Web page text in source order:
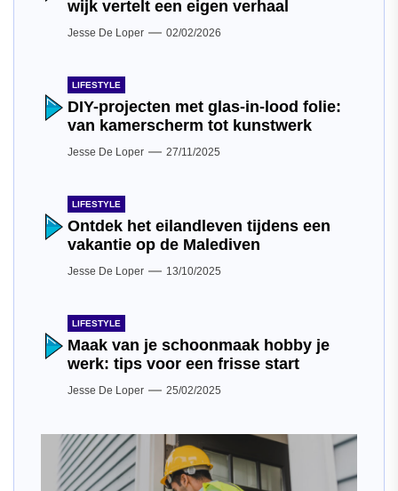
wijk vertelt een eigen verhaal
Jesse De Loper 02/02/2026
LIFESTYLE
DIY-projecten met glas-in-lood folie:
van kamerscherm tot kunstwerk
Jesse De Loper 27/11/2025
LIFESTYLE
Ontdek het eilandleven tijdens een
vakantie op de Malediven
Jesse De Loper 13/10/2025
LIFESTYLE
Maak van je schoonmaak hobby je
werk: tips voor een frisse start
Jesse De Loper 25/02/2025